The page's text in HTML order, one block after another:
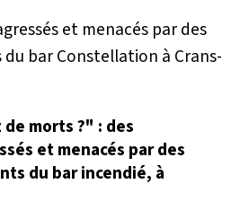
morts ?" : des
et menacés par des
du bar incendié, à